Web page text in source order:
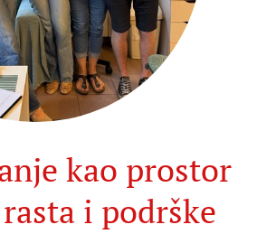
kao prostor
i podrške